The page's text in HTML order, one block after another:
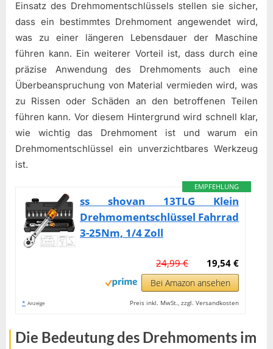
Einsatz des Drehmomentschlüssels stellen sie sicher,
dass ein bestimmtes Drehmoment angewendet wird,
was zu einer längeren Lebensdauer der Maschine
führen kann. Ein weiterer Vorteil ist, dass durch eine
präzise Anwendung des Drehmoments auch eine
Überbeanspruchung von Material vermieden wird, was
zu Rissen oder Schäden an den betroffenen Teilen
führen kann. Vor diesem Hintergrund wird schnell klar,
wie wichtig das Drehmoment ist und warum ein
Drehmomentschlüssel ein unverzichtbares Werkzeug
ist.
EMPFEHLUNG
ss shovan 13TLG Klein
Drehmomentschlüssel Fahrrad
3-25Nm, 1/4 Zoll
19,54 €
24,99 €
Bei Amazon ansehen
* Anzeige Preis inkl. MwSt., zzgl. Versandkosten
Die Bedeutung des Drehmoments im